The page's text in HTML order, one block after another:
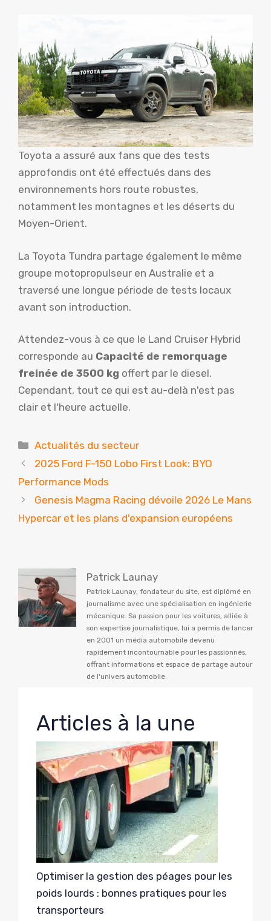
Toyota a assuré aux fans que des tests
approfondis ont été effectués dans des
environnements hors route robustes,
notamment les montagnes et les déserts du
Moyen-Orient.
La Toyota Tundra partage également le même
groupe motopropulseur en Australie et a
traversé une longue période de tests locaux
avant son introduction.
Attendez-vous à ce que le Land Cruiser Hybrid
corresponde au Capacité de remorquage
freinée de 3500 kg offert par le diesel.
Cependant, tout ce qui est au-delà n'est pas
clair et l'heure actuelle.
Catégories
Actualités du secteur
2025 Ford F-150 Lobo First Look: BYO
Performance Mods
Genesis Magma Racing dévoile 2026 Le Mans
Hypercar et les plans d'expansion européens
Patrick Launay
Patrick Launay, fondateur du site, est diplômé en
journalisme avec une spécialisation en ingénierie
mécanique. Sa passion pour les voitures, alliée à
son expertise journalistique, lui a permis de lancer
en 2001 un média automobile devenu
rapidement incontournable pour les passionnés,
offrant informations et espace de partage autour
de l'univers automobile.
Articles à la une
Optimiser la gestion des péages pour les
poids lourds : bonnes pratiques pour les
transporteurs